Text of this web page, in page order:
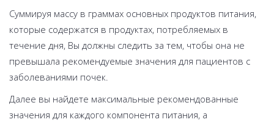
Суммируя массу в граммах основных продуктов питания,
которые содержатся в продуктах, потребляемых в
течение дня, Вы должны следить за тем, чтобы она не
превышала рекомендуемые значения для пациентов с
заболеваниями почек.
Далее вы найдете максимальные рекомендованные
значения для каждого компонента питания, а